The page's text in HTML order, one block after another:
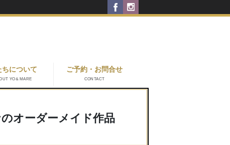
ちについて
YO＆MARE
ご予約・お問合せ
CONTACT
オーダーメイド作品